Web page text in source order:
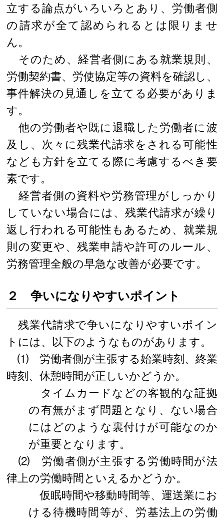
立する論点がいろいろとあり、労働者側
の請求が全て認められるとは限りませ
ん。
そのため、経営者側にある就業規則、
労働契約書、労使協定等の資料を確認し、
事件解決の見通しを立てる必要がありま
す。
他の労働者や既に退職した労働者に波
及し、次々に残業代請求をされる可能性
なども方針を立てる際に考慮するべき要
素です。
経営者側の資料や労務管理がしっかり
していない場合には、残業代請求が繰り
返し行われる可能性もあるため、就業規
則の変更や、残業申請や許可のルール、
労務管理全般の早急な改善が必要です。
２ 争いになりやすいポイント
残業代請求で争いになりやすいポイン
トには、以下のようなものがあります。
⑴ 労働者側が主張する始業時刻、終業
時刻、休憩時間が正しいかどうか。
タイムカードなどの客観的な証拠
の有無がまず問題となり、ない場合
にはどのような裏付けが可能なのか
が重要となります。
⑵ 労働者側が主張する労働時間が法
律上の労働時間といえるかどうか。
仮眠時間や移動時間等、運送業にお
ける待機時間等が、労基法上の労働